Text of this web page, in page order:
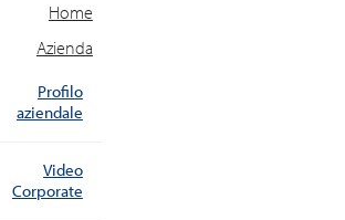
Home
Azienda
Profilo
aziendale
Video
Corporate